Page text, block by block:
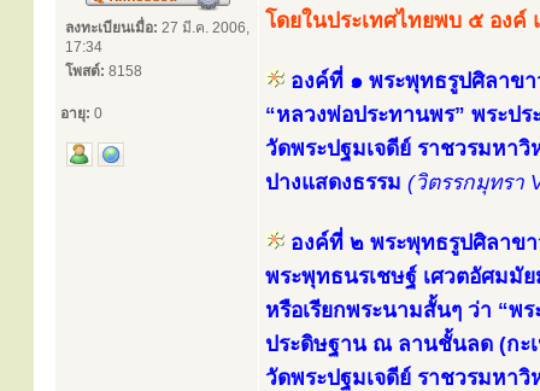
ลงทะเบียนเมื่อ: 27 มี.ค. 2006,
17:34
โพสต์: 8158
อายุ: 0
โดยในประเทศไทยพบ ๕ องค์
องค์ที่ ๑ พระพุทธรูปศิลาขา
“หลวงพ่อประทานพร” พระป
วัดพระปฐมเจดีย์ ราชวรมหา
ปางแสดงธรรม (วิตรรกมุทรา
องค์ที่ ๒ พระพุทธรูปศิลาข
พระพุทธนรเชษฐ์ เศวตอัศมมั
หรือเรียกพระนามสั้นๆ ว่า “พ
ประดิษฐาน ณ ลานชั้นลด (กะ
วัดพระปฐมเจดีย์ ราชวรมหา